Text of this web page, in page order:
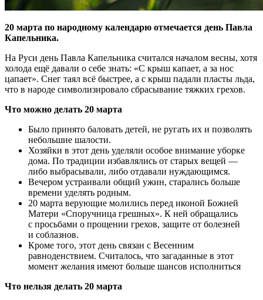
20 марта по народному календарю отмечается день Павла
Капельника.
На Руси день Павла Капельника считался началом весны, хотя
холода ещё давали о себе знать: «С крыш капает, а за нос
цапает». Снег таял всё быстрее, а с крыш падали пласты льда,
что в народе символизировало сбрасывание тяжких грехов.
Что можно делать 20 марта
Было принято баловать детей, не ругать их и позволять
небольшие шалости.
Хозяйки в этот день уделяли особое внимание уборке
дома. По традиции избавлялись от старых вещей —
либо выбрасывали, либо отдавали нуждающимся.
Вечером устраивали общий ужин, старались больше
времени уделять родным.
20 марта верующие молились перед иконой Божией
Матери «Споручница грешных». К ней обращались
с просьбами о прощении грехов, защите от болезней
и соблазнов.
Кроме того, этот день связан с Весенним
равноденствием. Считалось, что загаданные в этот
момент желания имеют больше шансов исполниться
Что нельзя делать 20 марта